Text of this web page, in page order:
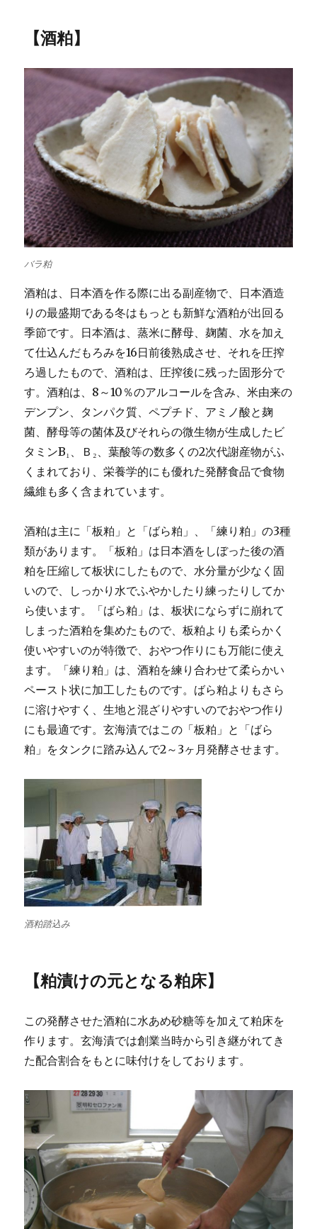
【酒粕】
バラ粕
酒粕は、日本酒を作る際に出る副産物で、日本酒造
りの最盛期である冬はもっとも新鮮な酒粕が出回る
季節です。日本酒は、蒸米に酵母、麹菌、水を加え
て仕込んだもろみを16日前後熟成させ、それを圧搾
ろ過したもので、酒粕は、圧搾後に残った固形分で
す。酒粕は、8～10％のアルコールを含み、米由来の
デンプン、タンパク質、ペプチド、アミノ酸と麹
菌、酵母等の菌体及びそれらの微生物が生成したビ
タミンB₁、Ｂ₂、葉酸等の数多くの2次代謝産物がふ
くまれており、栄養学的にも優れた発酵食品で食物
繊維も多く含まれています。
酒粕は主に「板粕」と「ばら粕」、「練り粕」の3種
類があります。「板粕」は日本酒をしぼった後の酒
粕を圧縮して板状にしたもので、水分量が少なく固
いので、しっかり水でふやかしたり練ったりしてか
ら使います。「ばら粕」は、板状にならずに崩れて
しまった酒粕を集めたもので、板粕よりも柔らかく
使いやすいのが特徴で、おやつ作りにも万能に使え
ます。「練り粕」は、酒粕を練り合わせて柔らかい
ペースト状に加工したものです。ばら粕よりもさら
に溶けやすく、生地と混ざりやすいのでおやつ作り
にも最適です。玄海漬ではこの「板粕」と「ばら
粕」をタンクに踏み込んで2～3ヶ月発酵させます。
酒粕踏込み
【粕漬けの元となる粕床】
この発酵させた酒粕に水あめ砂糖等を加えて粕床を
作ります。玄海漬では創業当時から引き継がれてき
た配合割合をもとに味付けをしております。